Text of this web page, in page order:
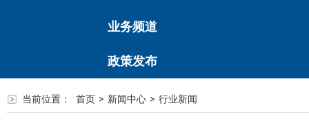
业务频道
政策发布
当前位置： 首页 > 新闻中心 > 行业新闻